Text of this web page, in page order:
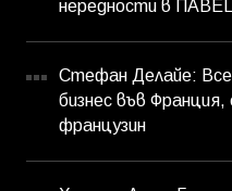
нередности в
Стефан Делайе:
бизнес във
французин